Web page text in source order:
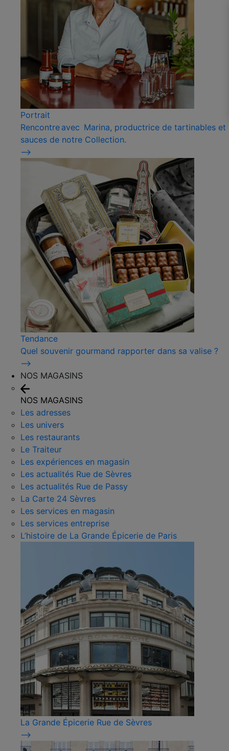
Portrait
Rencontre avec Marina, productrice de tartinables et
sauces de notre Collection.
⟶
Tendance
Quel souvenir gourmand rapporter dans sa valise ?
⟶
NOS MAGASINS
NOS MAGASINS
Les adresses
Les univers
Les restaurants
Le Traiteur
Les expériences en magasin
Les actualités Rue de Sèvres
Les actualités Rue de Passy
La Carte 24 Sèvres
Les services en magasin
Les services entreprise
L’histoire de La Grande Épicerie de Paris
La Grande Épicerie Rue de Sèvres
⟶